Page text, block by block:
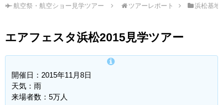
航空祭・航空ショー見学ツアー ツアーレポート 浜松基地
エアフェスタ浜松2015見学ツアー
開催日：2015年11月8日
天気：雨
来場者数：5万人